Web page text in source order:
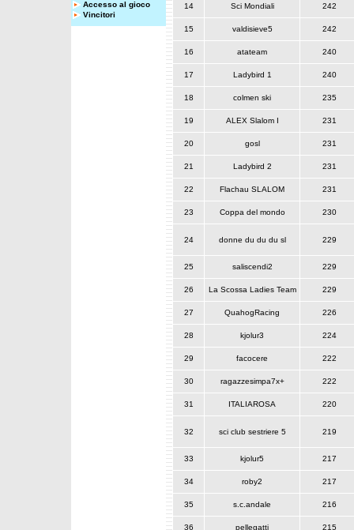
Accesso al gioco
Vincitori
14 Sci Mondiali 242
15 valdisieve5 242
16 atateam 240
17 Ladybird 1 240
18 colmen ski 235
19 ALEX Slalom I 231
20 gosl 231
21 Ladybird 2 231
22 Flachau SLALOM 231
23 Coppa del mondo 230
24 donne du du du sl 229
25 saliscendi2 229
26 La Scossa Ladies Team 229
27 QuahogRacing 226
28 kjolur3 224
29 facocere 222
30 ragazzesimpa7x+ 222
31 ITALIAROSA 220
32 sci club sestriere 5 219
33 kjolur5 217
34 roby2 217
35 s.c.andale 216
36 pellegatti 215